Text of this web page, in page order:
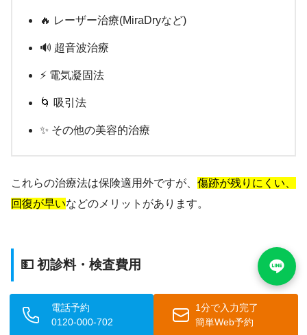
🔥 レーザー治療(MiraDryなど)
🔊 超音波治療
⚡ 電気凝固法
🌀 吸引法
✨ その他の美容的治療
これらの治療法は保険適用外ですが、 傷跡が残りにくい、
回復が早いなどのメリットがあります。
💵 初診料・検査費用
初診時の診察料や基本的な検査は、保険診療の範囲内で受
けられることが一般的です。
3割負担の場合、初診料は
電話予約
0120-000-702
1分で入力完了
簡単Web予約